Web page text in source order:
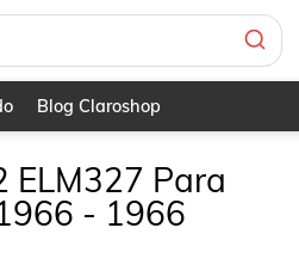
Blog Claroshop
ELM327 Para
- 1966